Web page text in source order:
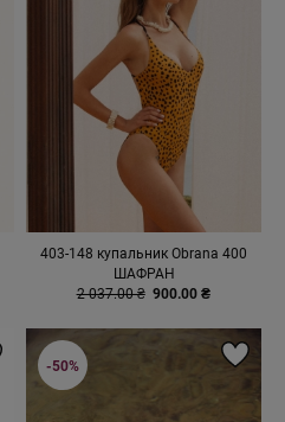
403-148 купальник Obrana 400
ШАФРАН
2 037.00 ₴ 900.00 ₴
-50%